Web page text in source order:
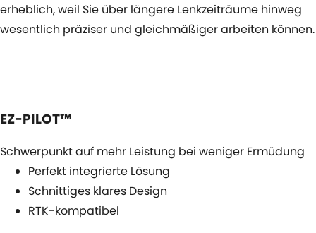
erheblich, weil Sie über längere Lenkzeiträume hinweg
wesentlich präziser und gleichmäßiger arbeiten können.
EZ-PILOT™
Schwerpunkt auf mehr Leistung bei weniger Ermüdung
Perfekt integrierte Lösung
Schnittiges klares Design
RTK-kompatibel